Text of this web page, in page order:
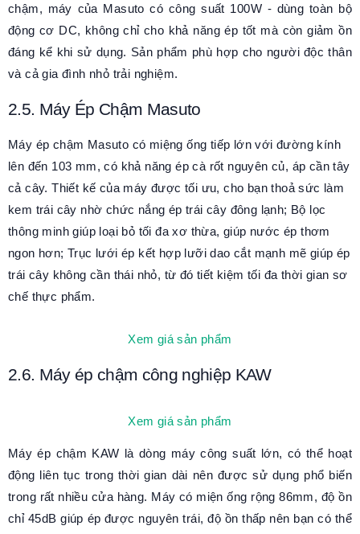
chậm, máy của Masuto có công suất 100W - dùng toàn bộ
động cơ DC, không chỉ cho khả năng ép tốt mà còn giảm ồn
đáng kể khi sử dụng. Sản phẩm phù hợp cho người độc thân
và cả gia đình nhỏ trải nghiệm.
2.5. Máy Ép Chậm Masuto
Máy ép chậm Masuto có miệng ống tiếp lớn với đường kính
lên đến 103 mm, có khả năng ép cà rốt nguyên củ, áp cần tây
cả cây. Thiết kế của máy được tối ưu, cho bạn thoả sức làm
kem trái cây nhờ chức nắng ép trái cây đông lạnh; Bộ lọc
thông minh giúp loại bỏ tối đa xơ thừa, giúp nước ép thơm
ngon hơn; Trục lưới ép kết hợp lưỡi dao cắt mạnh mẽ giúp ép
trái cây không cần thái nhỏ, từ đó tiết kiệm tối đa thời gian sơ
chế thực phẩm.
Xem giá sản phẩm
2.6. Máy ép chậm công nghiệp KAW
Xem giá sản phẩm
Máy ép chậm KAW là dòng máy công suất lớn, có thể hoạt
động liên tục trong thời gian dài nên được sử dụng phổ biến
trong rất nhiều cửa hàng. Máy có miện ống rộng 86mm, độ ồn
chỉ 45dB giúp ép được nguyên trái, độ ồn thấp nên bạn có thể